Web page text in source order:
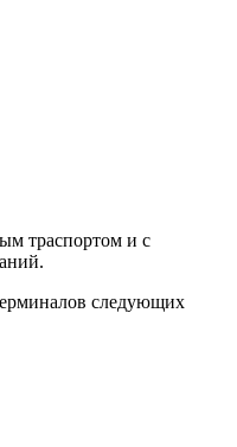
траспортом и с
следующих